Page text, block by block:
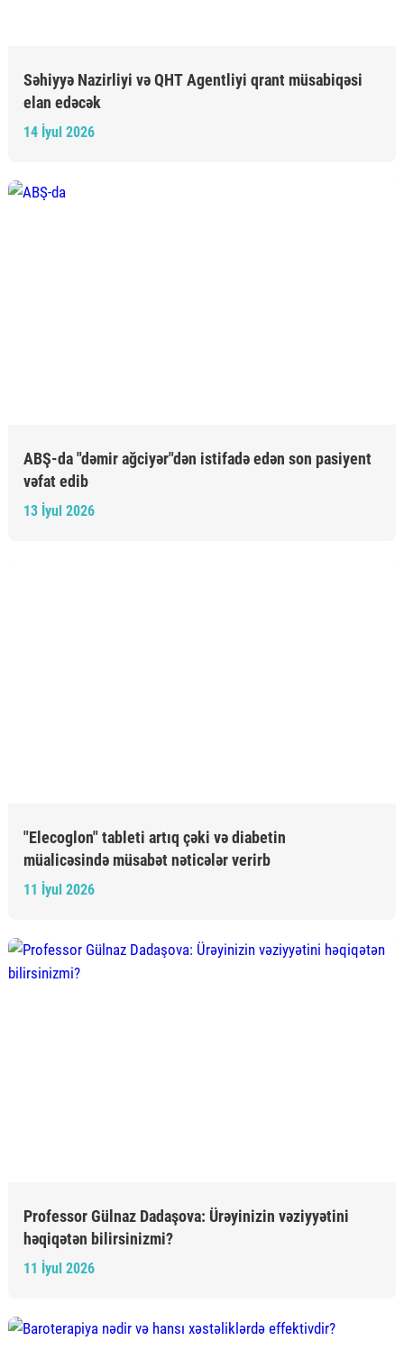
Səhiyyə Nazirliyi və QHT Agentliyi qrant müsabiqəsi
elan edəcək
14 İyul 2026
ABŞ-da "dəmir ağciyər"dən istifadə edən son pasiyent
vəfat edib
13 İyul 2026
"Elecoglon" tableti artıq çəki və diabetin
müalicəsində müsabət nəticələr verirb
11 İyul 2026
Professor Gülnaz Dadaşova: Ürəyinizin vəziyyətini
həqiqətən bilirsinizmi?
11 İyul 2026